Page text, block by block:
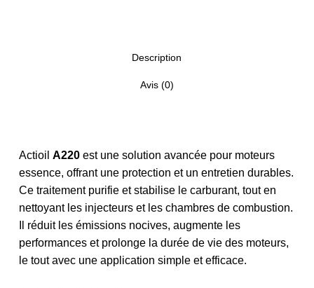
Description
Avis (0)
Actioil A220est une solution avancée pour moteurs
essence, offrant une protection et un entretien durables.
Ce traitement purifie et stabilise le carburant, tout en
nettoyant les injecteurs et les chambres de combustion.
Il réduit les émissions nocives, augmente les
performances et prolonge la durée de vie des moteurs,
le tout avec une application simple et efficace.